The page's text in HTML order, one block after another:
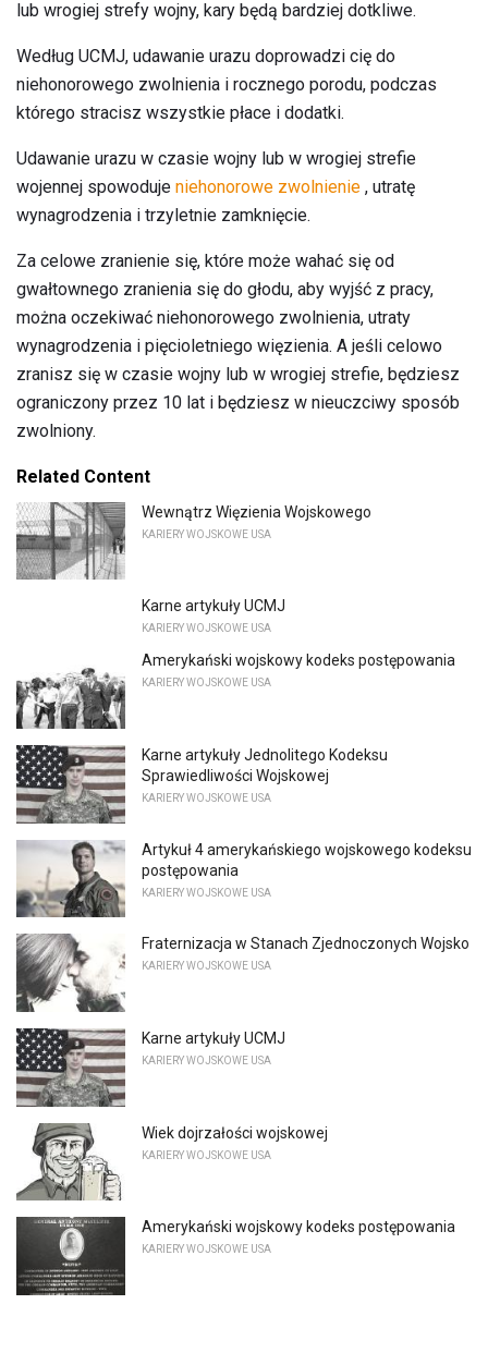
lub wrogiej strefy wojny, kary będą bardziej dotkliwe.
Według UCMJ, udawanie urazu doprowadzi cię do
niehonorowego zwolnienia i rocznego porodu, podczas
którego stracisz wszystkie płace i dodatki.
Udawanie urazu w czasie wojny lub w wrogiej strefie
wojennej spowoduje niehonorowe zwolnienie , utratę
wynagrodzenia i trzyletnie zamknięcie.
Za celowe zranienie się, które może wahać się od
gwałtownego zranienia się do głodu, aby wyjść z pracy,
można oczekiwać niehonorowego zwolnienia, utraty
wynagrodzenia i pięcioletniego więzienia. A jeśli celowo
zranisz się w czasie wojny lub w wrogiej strefie, będziesz
ograniczony przez 10 lat i będziesz w nieuczciwy sposób
zwolniony.
Related Content
Wewnątrz Więzienia Wojskowego
KARIERY WOJSKOWE USA
Karne artykuły UCMJ
KARIERY WOJSKOWE USA
Amerykański wojskowy kodeks postępowania
KARIERY WOJSKOWE USA
Karne artykuły Jednolitego Kodeksu
Sprawiedliwości Wojskowej
KARIERY WOJSKOWE USA
Artykuł 4 amerykańskiego wojskowego kodeksu
postępowania
KARIERY WOJSKOWE USA
Fraternizacja w Stanach Zjednoczonych Wojsko
KARIERY WOJSKOWE USA
Karne artykuły UCMJ
KARIERY WOJSKOWE USA
Wiek dojrzałości wojskowej
KARIERY WOJSKOWE USA
Amerykański wojskowy kodeks postępowania
KARIERY WOJSKOWE USA